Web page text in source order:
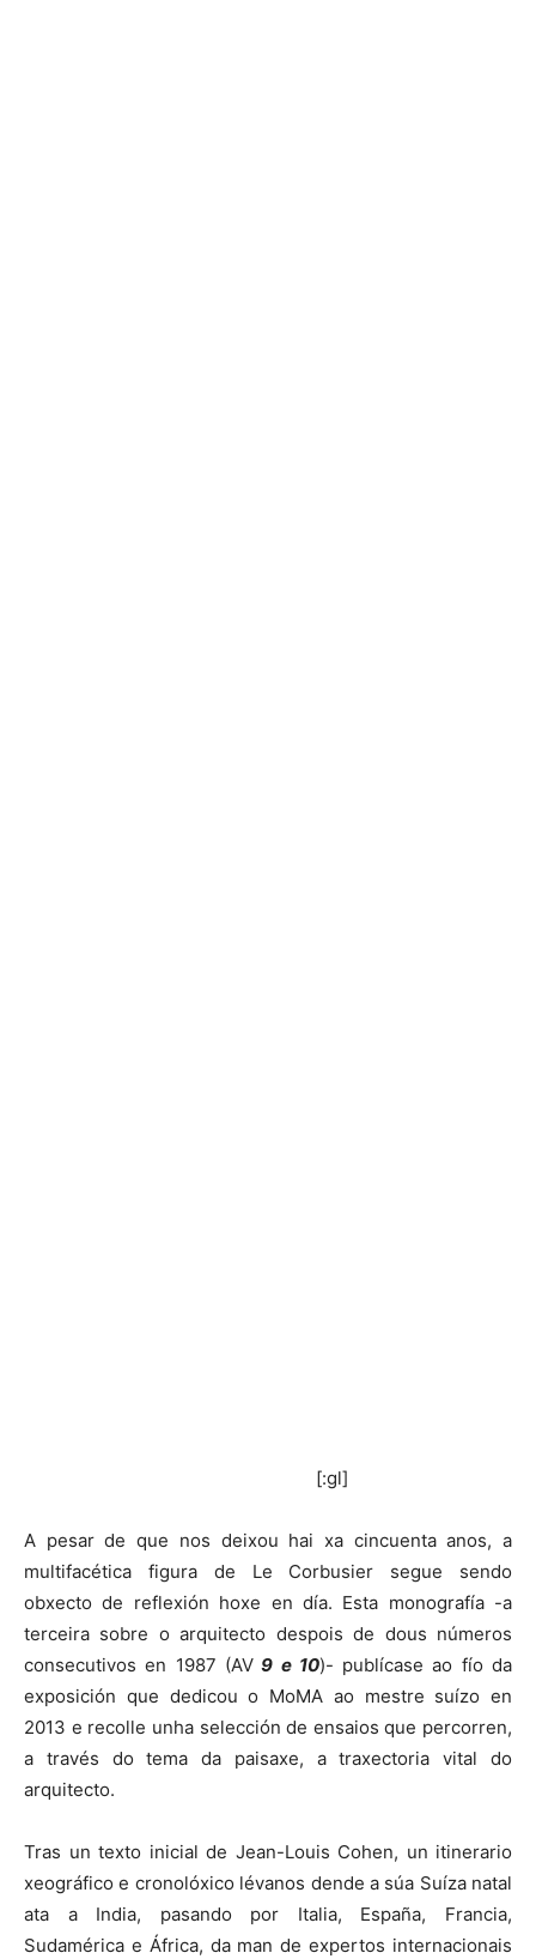
[:gl]
A pesar de que nos deixou hai xa cincuenta anos, a
multifacética figura de Le Corbusier segue sendo
obxecto de reflexión hoxe en día. Esta monografía -a
terceira sobre o arquitecto despois de dous números
consecutivos en 1987 (AV9 e 10)- publícase ao fío da
exposición que dedicou o MoMA ao mestre suízo en
2013 e recolle unha selección de ensaios que percorren,
a través do tema da paisaxe, a traxectoria vital do
arquitecto.
Tras un texto inicial de Jean-Louis Cohen, un itinerario
xeográfico e cronolóxico lévanos dende a súa Suíza natal
ata a India, pasando por Italia, España, Francia,
Sudamérica e África, da man de expertos internacionais